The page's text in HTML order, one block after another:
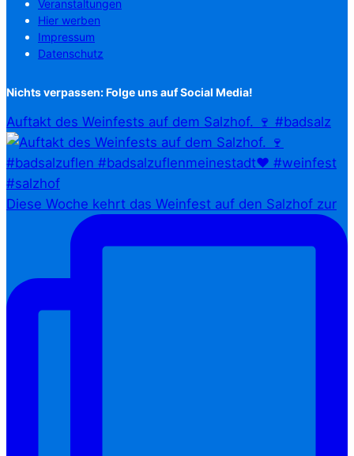
Veranstaltungen
Hier werben
Impressum
Datenschutz
Nichts verpassen: Folge uns auf Social Media!
Auftakt des Weinfests auf dem Salzhof. 🍷 #badsalz
Diese Woche kehrt das Weinfest auf den Salzhof zur